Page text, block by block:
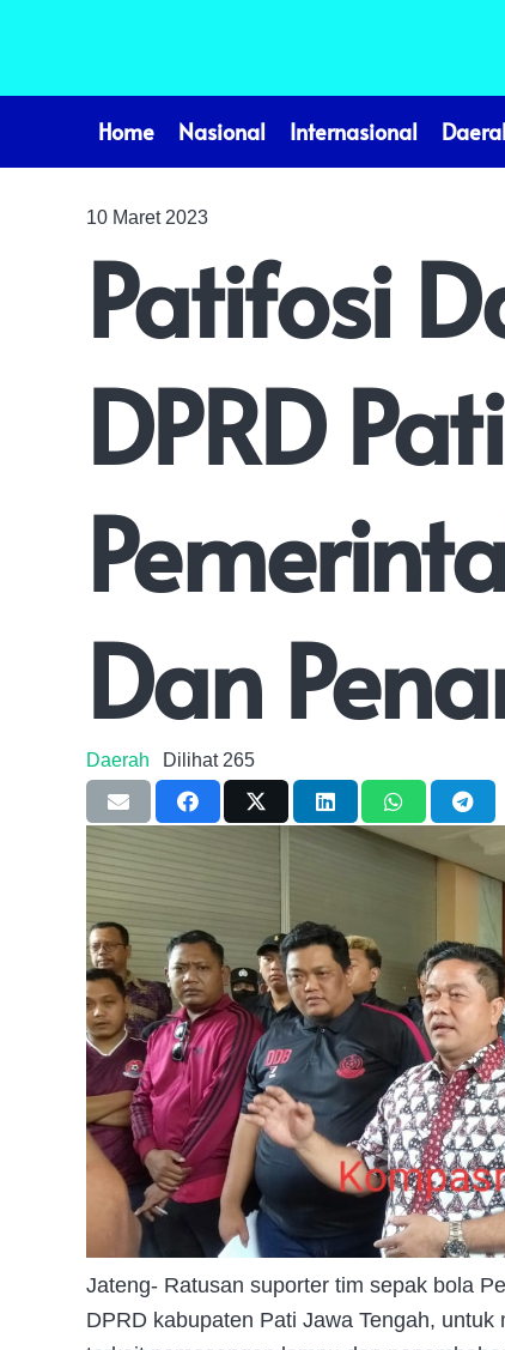
Home Nasional Internasional
10 Maret 2023
Patifosi
DPRD
Dan
Daerah Dilihat 265
Jateng- Ratusan suporter tim sepak bola
DPRD kabupaten Pati Jawa Tengah,